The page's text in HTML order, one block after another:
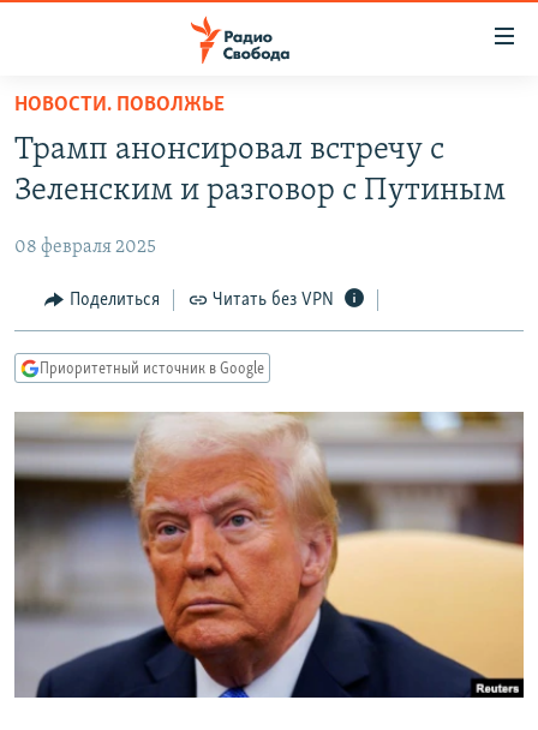
упрощенного
доступа
Вернуться
основному
Вернутся
главной
навигации
Вернутся
поиску
ПОДКАСТЫ
АВТОРСКИЕ ПРОЕКТЫ
ЦИТАТЫ СВОБОДЫ
МНЕНИЯ
IDEL.РЕАЛИИ
КАВКАЗ.РЕАЛИИ
СЕВЕР.РЕАЛИИ
СИБИРЬ.РЕАЛИИ
РАСПИСАНИЕ ВЕЩАНИЯ
ПОДПИШИТЕСЬ НА РАССЫЛКУ
СОЦИАЛЬНЫЕ СЕТИ
НОВОСТИ. ПОВОЛЖЬЕ
Трамп анонсировал встречу с
Зеленским и разговор с Путиным
08 февраля 2025
Поделиться Читать без VPN
Приоритетный источник в Google